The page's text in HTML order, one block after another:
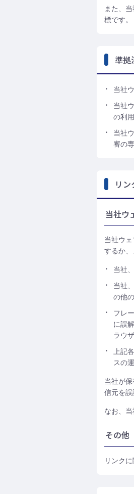
また、
標です。
準拠
当社
当社
の利
当社
審の
リン
当社ウ
当社ウ
するか
当社
当社
の他
フレ
に誤
ラウ
上記
スの
当社が
信元を
なお、
その他
リンク